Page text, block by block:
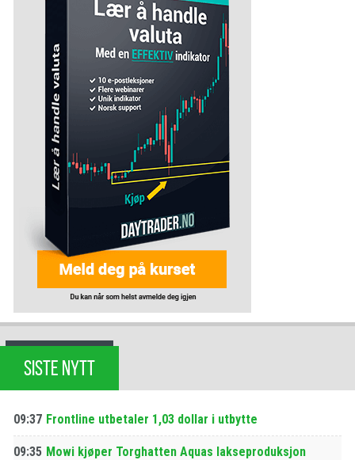
SISTE NYTT
09:37 Frontline utbetaler 1,03 dollar i utbytte
09:35 Mowi kjøper Torghatten Aquas lakseproduksjon